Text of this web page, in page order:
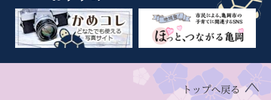
トップへ戻る